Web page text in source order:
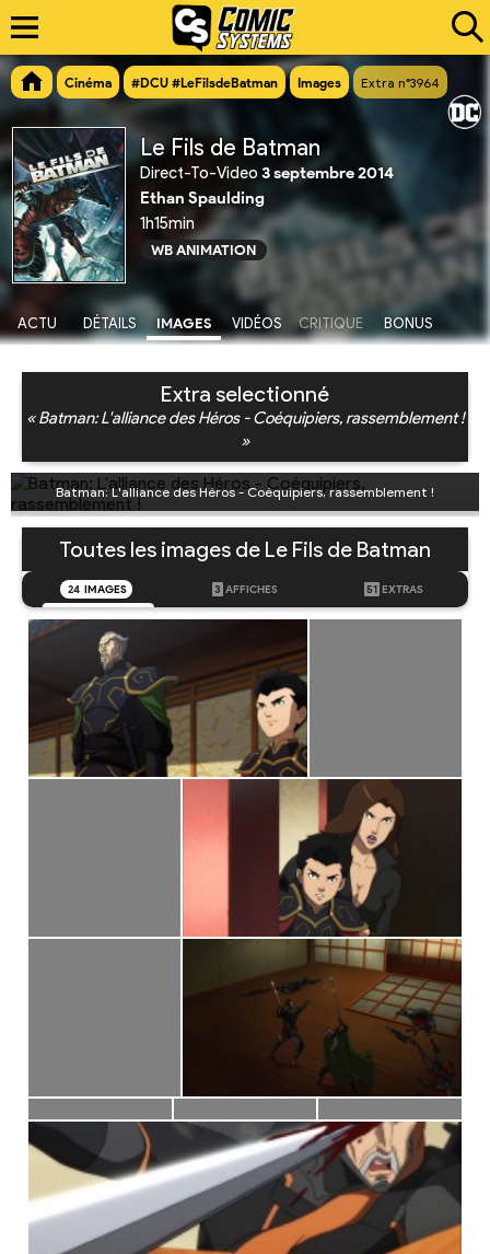
Cinéma #DCU #LeFilsdeBatman Images Extra n°3964
Le Fils de Batman
Direct-To-Video 3 septembre 2014
Ethan Spaulding
1h15min
WB ANIMATION
ACTU DÉTAILS IMAGES VIDÉOS CRITIQUE BONUS
Extra selectionné
« Batman: L'alliance des Héros - Coéquipiers, rassemblement !
»
Batman: L'alliance des Héros - Coéquipiers, rassemblement !
Toutes les images de Le Fils de Batman
24 IMAGES 3 AFFICHES 51 EXTRAS